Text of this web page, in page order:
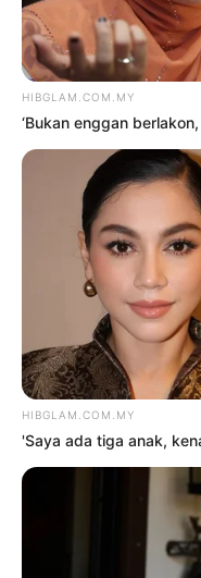
2
2
6
4
5